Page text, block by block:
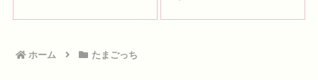
ホーム たまごっち